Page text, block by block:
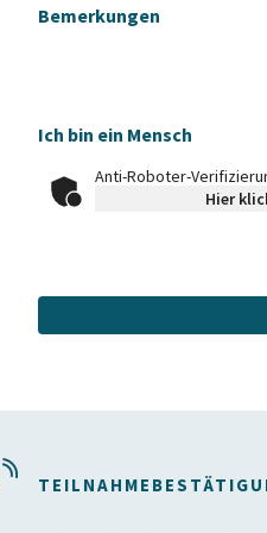
Bemerkungen
Ich bin ein Mensch
Anti-Roboter-
Hier